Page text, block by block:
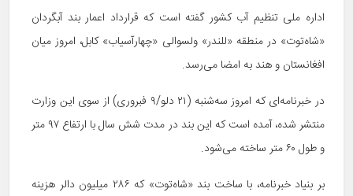
اداره ملی تنظیم آب کشور گفته است که قرارداد اعمار بند آبگردان
«شاه‌توت» در منطقه «للندر» ولسوالی «چهارآسیاب» کابل، امروز میان
افغانستان و هند به امضا می‌رسد.
در خبرنامه‌ای که امروز سه‌شنبه (۲۱ دلو/۹ فبروری) از سوی این وزارت
منتشر شده، آمده است که این بند در مدت شش سال با ارتفاع ۹۷ متر
و طول ۶۰ متر ساخته می‌شود.
بر بنیاد خبرنامه، با ساخت بند «شاه‌توت» که ۲۸۶ میلیون دالر هزینه